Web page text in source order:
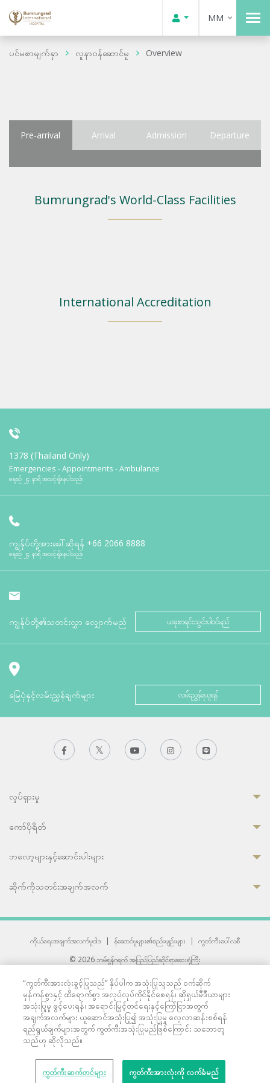
MM
ပင်မစာမျက်နှာ လူနာဝန်ဆောင်မှု Overview
Pre-arrival Arrival Admission Departure
Bumrungrad's World-Class Facilities
International Accreditation
1378 (Thailand Only)
Emergencies - Appointments - Ambulance
နေ့စဉ် ၂၄ နာရီ အသင့်ရှိနေပါသည်။
ကျွန်ုပ်တို့အားခေါ်ဆိုရန် +66 2066 8888
နေ့စဉ် ၂၄ နာရီ အသင့်ရှိနေပါသည်။
ကျွန်ုပ်တို့၏သတင်းလွှာ လျှောက်မည် ယခုစာရင်းသွင်းပါဝင်မည်
မြေပုံနှင့်လမ်းညွှန်ချက်များ လမ်းညွှန်ရယူရန်
လှုပ်ရှားမှု
ကော်ပိုရိတ်
ဘလော့များနှင့်ဆောင်းပါးများ
ဆိုက်ကိုသတင်းအချက်အလက်
ကိုယ်ရေးအချက်အလက်မူဝါဒ | န်ဆောင်မှုများ၏စည်းမျဉ်းများ |
ကွတ်ကီးပေါ်လစီ
© 2026 ဘမ်ရွန်ဂရက် အပြည်ပြည်ဆိုင်ရာဆေးရုံကြီး
33 Sukhumvit 3, Wattana, Bangkok 10110 Thailand.
All rights reserved.
“ကွတ်ကီးအားလုံးခွင့်ပြုသည်” နှိပ်ပါက အသုံးပြုသူသည် ဝက်ဆိုက်
မှန်ကန်စွာနှင့် ထိရောက်စွာ အလုပ်လုပ်ကိုင်နိုင်စေရန်၊ ဆိုရှယ်မီဒီယာများ
အသုံးပြုမှု ဖွင့်ပေးရန်၊ အရောင်းမြှင့်တင်ရေးနှင့်ကြော်ငြာအတွက်
အချက်အလက်များ ယူဆောင်အသုံးပြု၍ အသုံးပြုမှု လေ့လာဆန်းစစ်ရန်
ရည်ရွယ်ချက်များအတွက် ကွတ်ကီးအသုံးပြုမည်ဖြစ်ကြောင်း သဘောတူ
သည်ဟု ဆိုလိုသည်။
ကွတ်ကီးဆက်တင်များ ကွတ်ကီးအားလုံးကို လက်ခံမည်